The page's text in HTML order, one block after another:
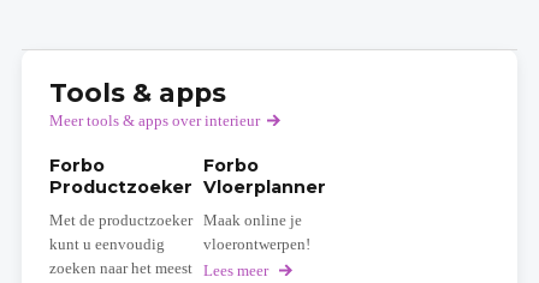
Tools & apps
Meer tools & apps over interieur
Forbo
Productzoeker
Met de productzoeker
kunt u eenvoudig
zoeken naar het meest
Forbo
Vloerplanner
Maak online je
vloerontwerpen!
Lees meer over